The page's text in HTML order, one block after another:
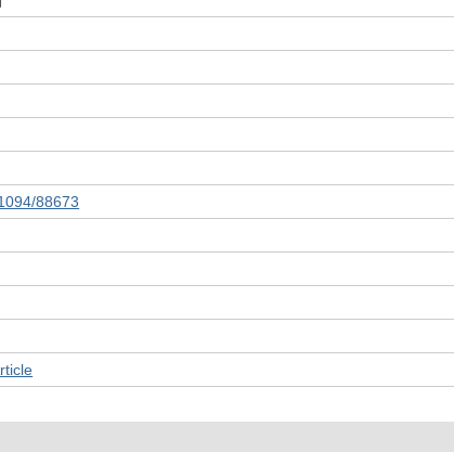
88673